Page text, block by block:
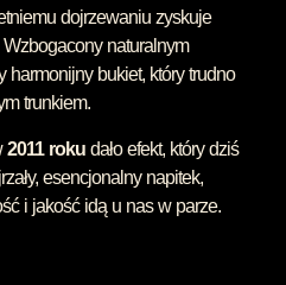
dojrzewaniu zyskuje
Wzbogacony naturalnym
harmonijny bukiet, który trudno
trunkiem.
2011 roku dało efekt, który dziś
esencjonalny napitek,
i jakość idą u nas w parze.